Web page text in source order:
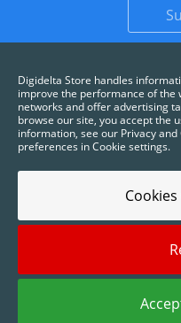
2025 © Digidelta Store
Digidelta Store handles
improve the performance of the
networks and offer advertising
browse our site, you accept the
information, see our Privacy
preferences in Cookie settings.